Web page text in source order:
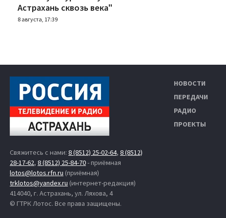
Астрахань сквозь века"
8 августа, 17:39
Свяжитесь с нами: 8 (8512) 25-02-64, 8 (8512)
28-17-62, 8 (8512) 25-84-70- приёмная
lotos@lotos.rfn.ru (приёмная)
trklotos@yandex.ru (интернет-редакция)
414040, г. Астрахань, ул. Ляхова, 4
© ГТРК Лотос. Все права защищены.
НОВОСТИ
ПЕРЕДАЧИ
РАДИО
ПРОЕКТЫ